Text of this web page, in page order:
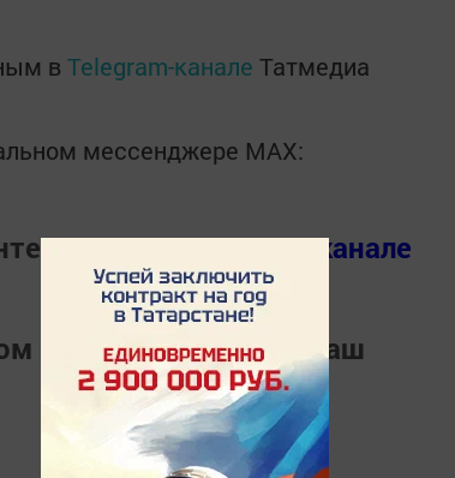
в Telegram-канале Татмедиа
мессенджере MАХ:
вТелеграм канале
мессенджереMАХ
Наш